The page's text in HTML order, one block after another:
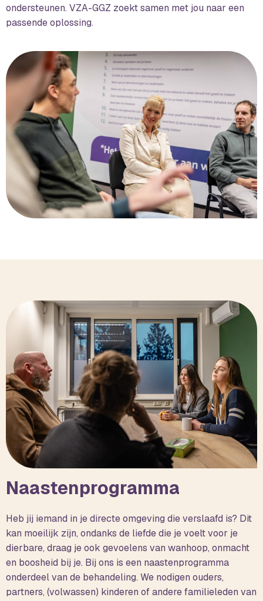
ondersteunen. VZA-GGZ zoekt samen met jou naar een
passende oplossing.
Naastenprogramma
Heb jij iemand in je directe omgeving die verslaafd is? Dit
kan moeilijk zijn, ondanks de liefde die je voelt voor je
dierbare, draag je ook gevoelens van wanhoop, onmacht
en boosheid bij je. Bij ons is een naastenprogramma
onderdeel van de behandeling. We nodigen ouders,
partners, (volwassen) kinderen of andere familieleden van